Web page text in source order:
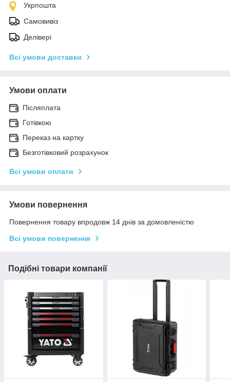
Укрпошта
Самовивіз
Делівері
Всі умови доставки
Умови оплати
Післяплата
Готівкою
Переказ на картку
Безготівковий розрахунок
Всі умови оплати
Умови повернення
Повернення товару впродовж 14 днів за домовленістю
Всі умови повернення
Подібні товари компанії